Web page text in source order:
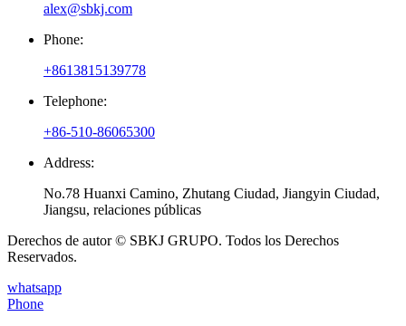
alex@sbkj.com
Phone:
+8613815139778
Telephone:
+86-510-86065300
Address:
No.78 Huanxi Camino, Zhutang Ciudad, Jiangyin Ciudad,
Jiangsu, relaciones públicas
Derechos de autor © SBKJ GRUPO. Todos los Derechos
Reservados.
whatsapp
Phone